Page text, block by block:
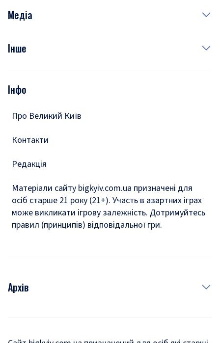
Рецепти
Медіа
Фото
Подкасти
Інше
Тести
Інфо
Про Великий Київ
Контакти
Редакція
Матеріали сайту bigkyiv.com.ua призначені для
осіб старше 21 року (21+). Участь в азартних іграх
може викликати ігрову залежність. Дотримуйтесь
правил (принципів) відповідальної гри.
Архів